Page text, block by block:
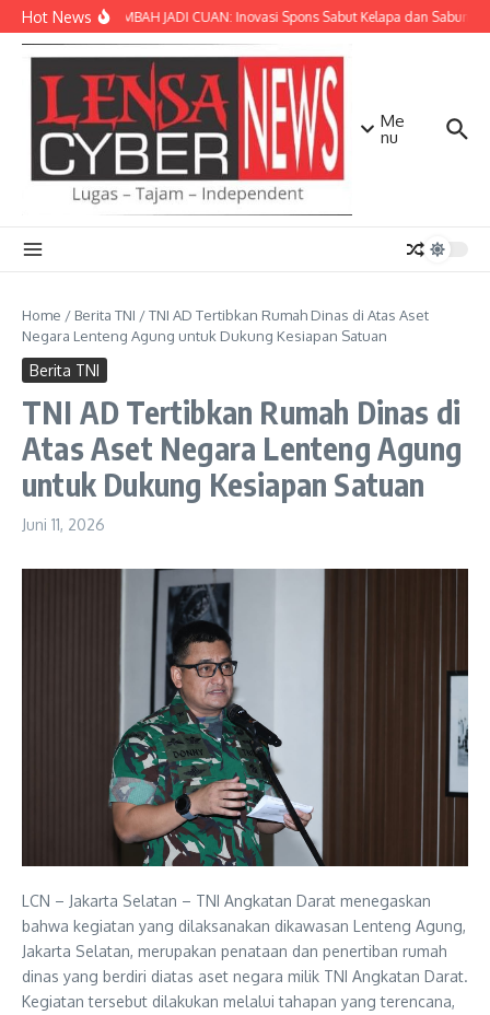
Lewati ke konten
Hot NewsSULAP LIMBAH JADI CUAN: Inovasi Spons Sabut Kelapa dan Sabun
Me
nu
Home / Berita TNI /TNI AD Tertibkan Rumah Dinas di Atas Aset
Negara Lenteng Agung untuk Dukung Kesiapan Satuan
Berita TNI
TNI AD Tertibkan Rumah Dinas di
Atas Aset Negara Lenteng Agung
untuk Dukung Kesiapan Satuan
Juni 11, 2026
LCN – Jakarta Selatan – TNI Angkatan Darat⁠ menegaskan
bahwa kegiatan yang dilaksanakan dikawasan Lenteng Agung,
Jakarta Selatan, merupakan penataan dan penertiban rumah
dinas yang berdiri diatas aset negara milik TNI Angkatan Darat.
Kegiatan tersebut dilakukan melalui tahapan yang terencana,